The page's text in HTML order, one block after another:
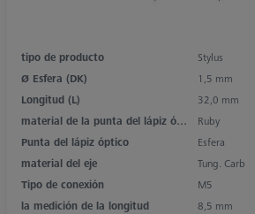
tipo de producto
Stylus
Ø Esfera (DK)
1,5 mm
Longitud (L)
32,0 mm
material de la punta del lápiz óptico
Ruby
Punta del lápiz óptico
Esfera
material del eje
Tung. Carb
Tipo de conexión
M5
la medición de la longitud
8,5 mm